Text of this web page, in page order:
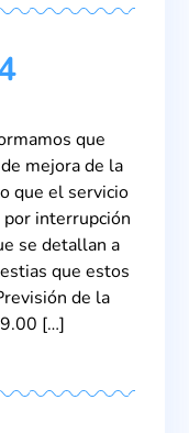
que
mejora de la
que el servicio
interrupción
se detallan a
que estos
de la
[…]